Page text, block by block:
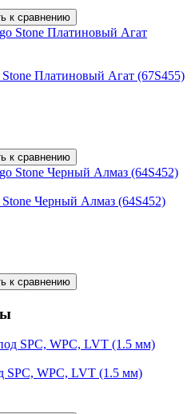
к сравнению
Платиновый Агат (67S455)
к сравнению
Черный Алмаз (64S452)
к сравнению
SPC, WPC, LVT (1.5 мм)